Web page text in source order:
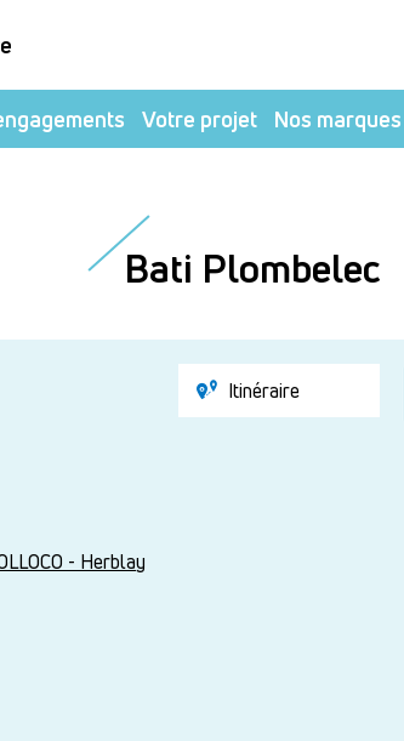
Votre projet Nos marques
Bati Plombelec
- Herblay
Itinéraire